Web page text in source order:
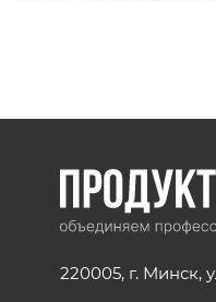
220005, г. Минск,